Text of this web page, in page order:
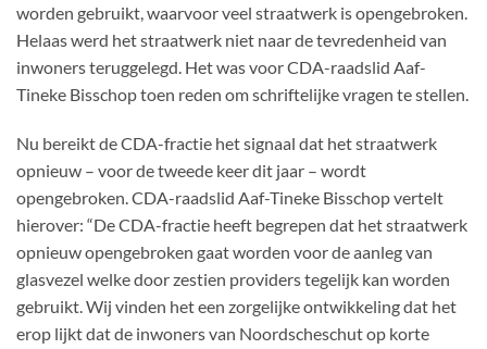
worden gebruikt, waarvoor veel straatwerk is opengebroken.
Helaas werd het straatwerk niet naar de tevredenheid van
inwoners teruggelegd. Het was voor CDA-raadslid Aaf-
Tineke Bisschop toen reden om schriftelijke vragen te stellen.
Nu bereikt de CDA-fractie het signaal dat het straatwerk
opnieuw – voor de tweede keer dit jaar – wordt
opengebroken. CDA-raadslid Aaf-Tineke Bisschop vertelt
hierover: “De CDA-fractie heeft begrepen dat het straatwerk
opnieuw opengebroken gaat worden voor de aanleg van
glasvezel welke door zestien providers tegelijk kan worden
gebruikt. Wij vinden het een zorgelijke ontwikkeling dat het
erop lijkt dat de inwoners van Noordscheschut op korte